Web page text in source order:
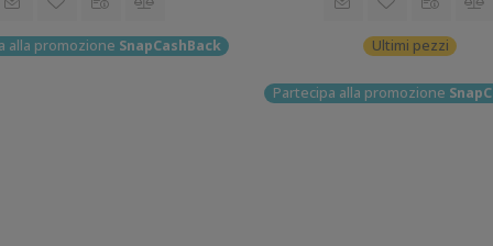
alla promozione SnapCashBack Ultimi pezzi
Partecipa alla promozione